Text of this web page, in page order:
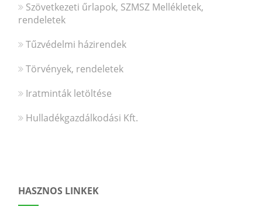
Szövetkezeti űrlapok, SZMSZ Mellékletek,
rendeletek
Tűzvédelmi házirendek
Törvények, rendeletek
Iratminták letöltése
Hulladékgazdálkodási Kft.
HASZNOS LINKEK